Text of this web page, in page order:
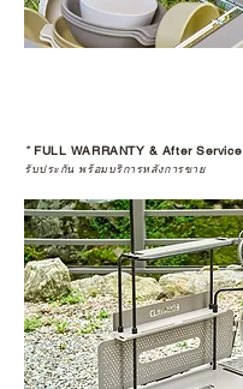
*FULL WARRANTY & After Service
รับประกัน พร้อมบริการหลังการขาย